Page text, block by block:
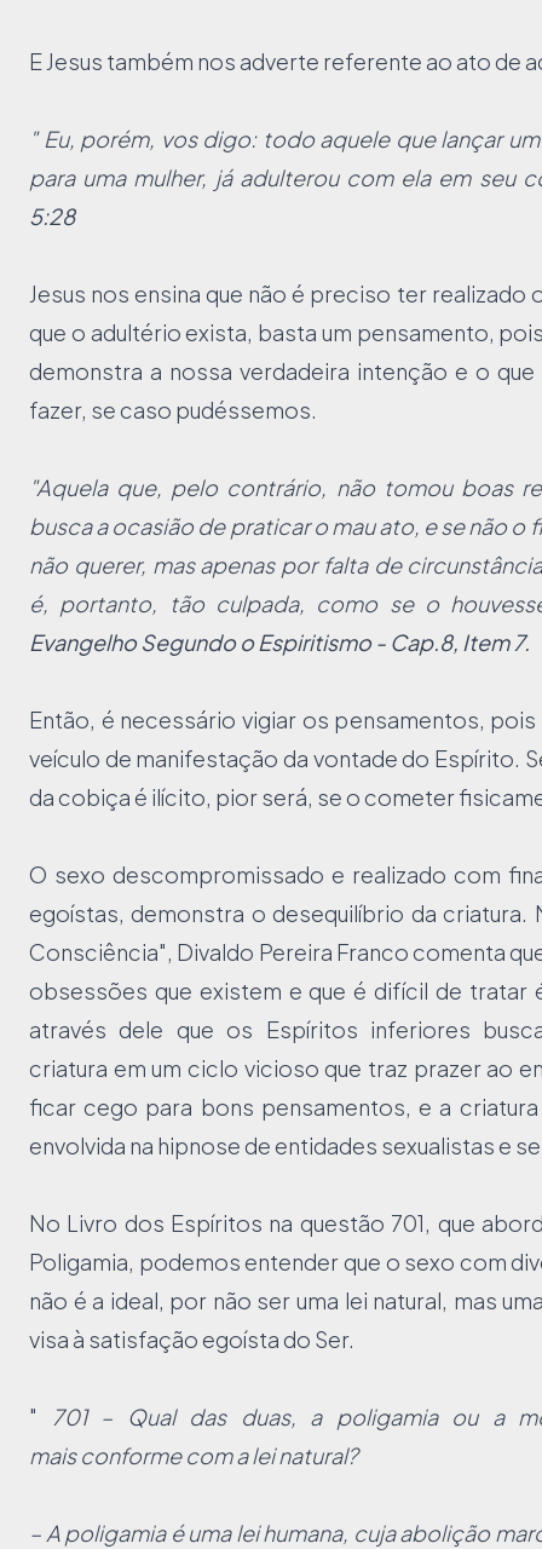
E Jesus também nos adverte referente ao ato de
" Eu, porém, vos digo: todo aquele que lançar
para uma mulher, já adulterou com ela em seu
5:28
Jesus nos ensina que não é preciso ter realizado
que o adultério exista, basta um pensamento,
demonstra a nossa verdadeira intenção e o
fazer, se caso pudéssemos.
"Aquela que, pelo contrário, não tomou boas
busca a ocasião de praticar o mau ato, e se não o
não querer, mas apenas por falta de
é, portanto, tão culpada, como se o
Evangelho Segundo o Espiritismo - Cap.8, Item 7.
Então, é necessário vigiar os pensamentos,
veículo de manifestação da vontade do Espírito.
da cobiça é ilícito, pior será, se o cometer
O sexo descompromissado e realizado com
egoístas, demonstra o desequilíbrio da criatura.
Consciência", Divaldo Pereira Franco comenta
obsessões que existem e que é difícil de tratar
através dele que os Espíritos inferiores
criatura em um ciclo vicioso que traz prazer ao
ficar cego para bons pensamentos, e a
envolvida na hipnose de entidades sexualistas e
No Livro dos Espíritos na questão 701, que
Poligamia, podemos entender que o sexo com
não é a ideal, por não ser uma lei natural, mas
visa à satisfação egoísta do Ser.
"
701 – Qual das duas, a poligamia ou a
maisconforme com a lei natural?
– A poligamia é uma lei humana, cuja abolição